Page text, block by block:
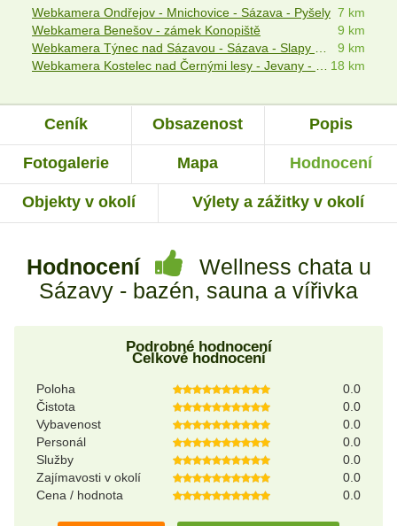
Webkamera Ondřejov - Mnichovice - Sázava - Pyšely 7 km
Webkamera Benešov - zámek Konopiště
9 km
Webkamera Týnec nad Sázavou - Sázava - Slapy - Benešov
9 km
Webkamera Kostelec nad Černými lesy - Jevany - Říčany 18 km
Ceník Obsazenost Popis
Fotogalerie Mapa Hodnocení
Objekty v okolí Výlety a zážitky v okolí
Hodnocení
Wellness chata u
Sázavy - bazén, sauna a vířivka
Podrobné hodnocení
Celkové hodnocení
Poloha
0.0
Čistota
0.0
Vybavenost
0.0
Personál
0.0
Služby
0.0
Zajímavosti v okolí
0.0
Cena / hodnota
0.0